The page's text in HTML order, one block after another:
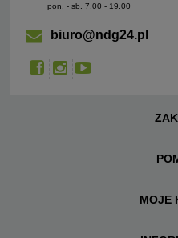
pon. - sb. 7.00 - 19.00
biuro@ndg24.pl
MOJE